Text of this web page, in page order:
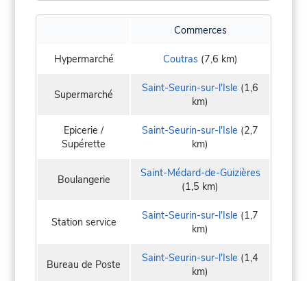
Commerces
Hypermarché Coutras(7,6 km)
Supermarché Saint-Seurin-sur-l'Isle (1,6
km)
Epicerie /
Supérette
Saint-Seurin-sur-l'Isle (2,7
km)
Boulangerie
Saint-Médard-de-Guizières
(1,5 km)
Station service Saint-Seurin-sur-l'Isle (1,7
km)
Bureau de Poste Saint-Seurin-sur-l'Isle (1,4
km)